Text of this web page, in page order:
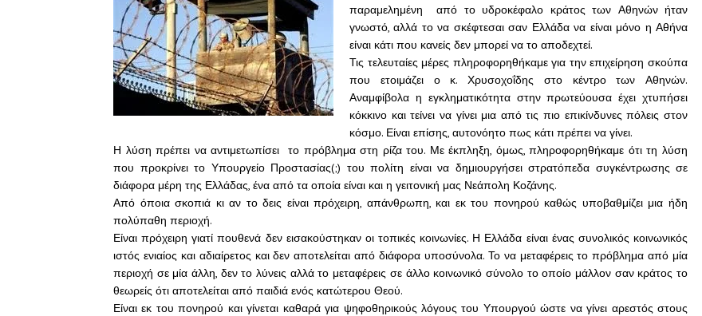
παραμελημένη από το υδροκέφαλο κράτος των Αθηνών ήταν
γνωστό, αλλά το να σκέφτεσαι σαν Ελλάδα να είναι μόνο η Αθήνα
είναι κάτι που κανείς δεν μπορεί να το αποδεχτεί.
Τις τελευταίες μέρες πληροφορηθήκαμε για την επιχείρηση σκούπα
που ετοιμάζει ο κ. Χρυσοχοΐδης στο κέντρο των Αθηνών.
Αναμφίβολα η εγκληματικότητα στην πρωτεύουσα έχει χτυπήσει
κόκκινο και τείνει να γίνει μια από τις πιο επικίνδυνες πόλεις στον
κόσμο. Είναι επίσης, αυτονόητο πως κάτι πρέπει να γίνει.
Η λύση πρέπει να αντιμετωπίσει το πρόβλημα στη ρίζα του. Με έκπληξη, όμως, πληροφορηθήκαμε ότι τη λύση
που προκρίνει το Υπουργείο Προστασίας(;) του πολίτη είναι να δημιουργήσει στρατόπεδα συγκέντρωσης σε
διάφορα μέρη της Ελλάδας, ένα από τα οποία είναι και η γειτονική μας Νεάπολη Κοζάνης.
Από όποια σκοπιά κι αν το δεις είναι πρόχειρη, απάνθρωπη, και εκ του πονηρού καθώς υποβαθμίζει μια ήδη
πολύπαθη περιοχή.
Είναι πρόχειρη γιατί πουθενά δεν εισακούστηκαν οι τοπικές κοινωνίες. Η Ελλάδα είναι ένας συνολικός κοινωνικός
ιστός ενιαίος και αδιαίρετος και δεν αποτελείται από διάφορα υποσύνολα. Το να μεταφέρεις το πρόβλημα από μία
περιοχή σε μία άλλη, δεν το λύνεις αλλά το μεταφέρεις σε άλλο κοινωνικό σύνολο το οποίο μάλλον σαν κράτος το
θεωρείς ότι αποτελείται από παιδιά ενός κατώτερου Θεού.
Είναι εκ του πονηρού και γίνεται καθαρά για ψηφοθηρικούς λόγους του Υπουργού ώστε να γίνει αρεστός στους